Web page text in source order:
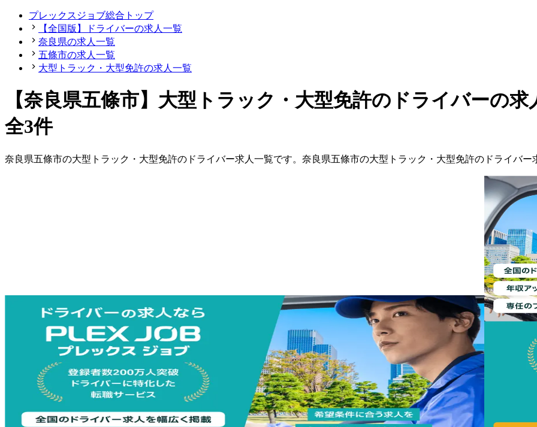
プレックスジョブ総合トップ
【全国版】ドライバーの求人一覧
奈良県の求人一覧
五條市の求人一覧
大型トラック・大型免許の求人一覧
【奈良県五條市】大型トラック・大型免許のドライバーの求
全3件
奈良県五條市の大型トラック・大型免許の ドライバー求人一覧です。 奈良県五條市の大型トラック・大型免許の ドライバー